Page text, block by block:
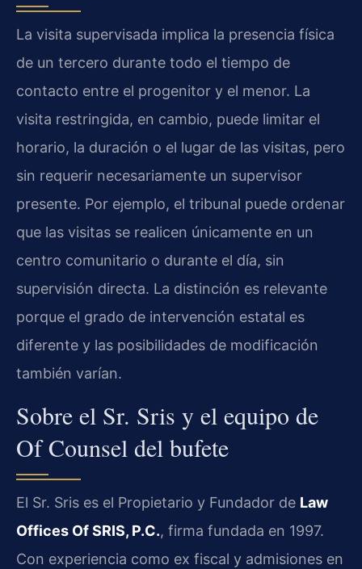
La visita supervisada implica la presencia física
de un tercero durante todo el tiempo de
contacto entre el progenitor y el menor. La
visita restringida, en cambio, puede limitar el
horario, la duración o el lugar de las visitas, pero
sin requerir necesariamente un supervisor
presente. Por ejemplo, el tribunal puede ordenar
que las visitas se realicen únicamente en un
centro comunitario o durante el día, sin
supervisión directa. La distinción es relevante
porque el grado de intervención estatal es
diferente y las posibilidades de modificación
también varían.
Sobre el Sr. Sris y el equipo de
Of Counsel del bufete
El Sr. Sris es el Propietario y Fundador de Law
Offices Of SRIS, P.C., firma fundada en 1997.
Con experiencia como ex fiscal y admisiones en